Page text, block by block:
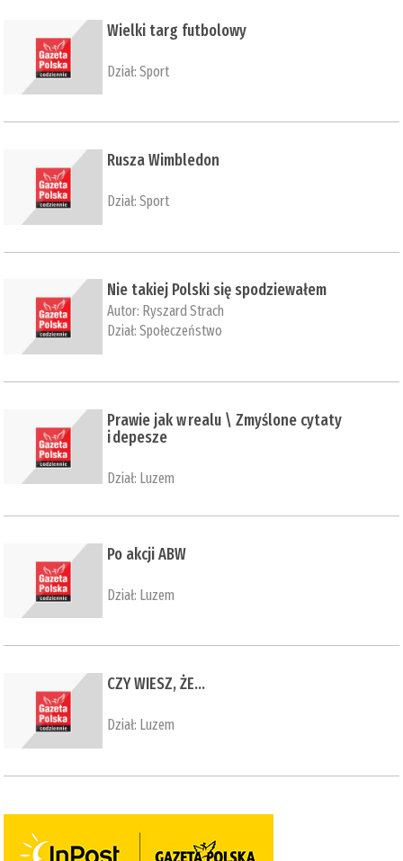
Wielki targ futbolowy
Dział:Sport
Rusza Wimbledon
Dział:Sport
Nie takiej Polski się spodziewałem
Autor: Ryszard Strach
Dział:Społeczeństwo
Prawie jak w realu \ Zmyślone cytaty
i depesze
Dział: Luzem
Po akcji ABW
Dział: Luzem
CZY WIESZ, ŻE…
Dział: Luzem